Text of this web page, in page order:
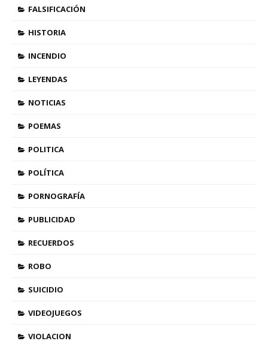
FALSIFICACIÓN
HISTORIA
INCENDIO
LEYENDAS
NOTICIAS
POEMAS
POLITICA
POLÍTICA
PORNOGRAFÍA
PUBLICIDAD
RECUERDOS
ROBO
SUICIDIO
VIDEOJUEGOS
VIOLACION